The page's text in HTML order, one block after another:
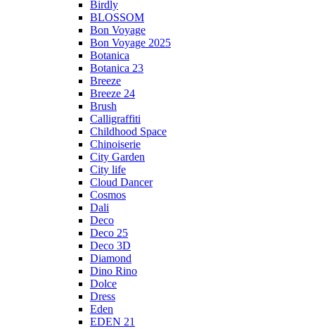
Birdly
BLOSSOM
Bon Voyage
Bon Voyage 2025
Botanica
Botanica 23
Breeze
Breeze 24
Brush
Calligraffiti
Childhood Space
Chinoiserie
City Garden
City life
Cloud Dancer
Cosmos
Dali
Deco
Deco 25
Deco 3D
Diamond
Dino Rino
Dolce
Dress
Eden
EDEN 21